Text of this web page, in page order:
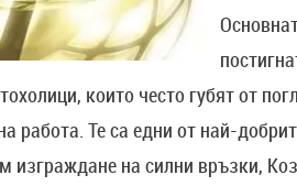
които често губят от
работа. Те са едни от най-
изграждане на силни връзки,